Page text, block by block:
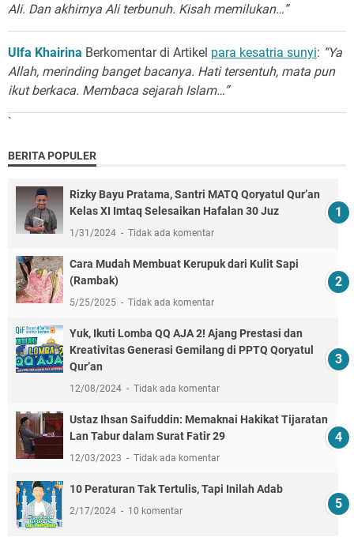
Ali. Dan akhirnya Ali terbunuh. Kisah memilukan…”
Ulfa Khairina Berkomentar di Artikel para kesatria sunyi: “Ya
Allah, merinding banget bacanya. Hati tersentuh, mata pun
ikut berkaca. Membaca sejarah Islam…”
`
BERITA POPULER
Rizky Bayu Pratama, Santri MATQ Qoryatul Qur’an
Kelas XI Imtaq Selesaikan Hafalan 30 Juz
1/31/2024 Tidak ada komentar
Cara Mudah Membuat Kerupuk dari Kulit Sapi
(Rambak)
5/25/2025 Tidak ada komentar
Yuk, Ikuti Lomba QQ AJA 2! Ajang Prestasi dan
Kreativitas Generasi Gemilang di PPTQ Qoryatul
Qur’an
12/08/2024 Tidak ada komentar
Ustaz Ihsan Saifuddin: Memaknai Hakikat Tijaratan
Lan Tabur dalam Surat Fatir 29
12/03/2023 Tidak ada komentar
10 Peraturan Tak Tertulis, Tapi Inilah Adab
2/17/2024 10 komentar